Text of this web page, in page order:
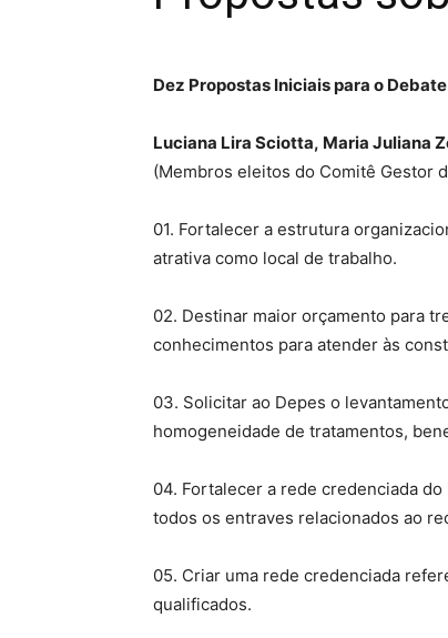
Dez Propostas Iniciais para o
Luciana Lira Sciotta, Maria Juliana
(Membros eleitos do Comitê Gestor
01. Fortalecer a estrutura
atrativa como local de trabalho.
02. Destinar maior orçamento para
conhecimentos para atender às
03. Solicitar ao Depes o
homogeneidade de tratamentos,
04. Fortalecer a rede credenciada
todos os entraves relacionados ao
05. Criar uma rede credenciada
qualificados.